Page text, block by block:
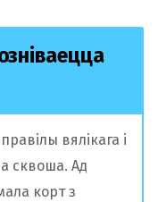
вялікага і
сквоша. Ад
корт з